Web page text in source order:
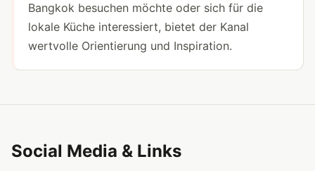
Bangkok besuchen möchte oder sich für die
lokale Küche interessiert, bietet der Kanal
wertvolle Orientierung und Inspiration.
Social Media & Links